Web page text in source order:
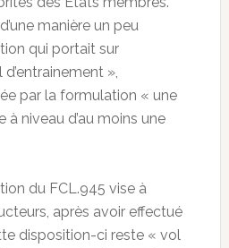
manière un peu
qui portait sur
d’entrainement »,
par la formulation « une
niveau d’au moins une
du FCL.945 vise à
après avoir effectué
disposition-ci reste « vol